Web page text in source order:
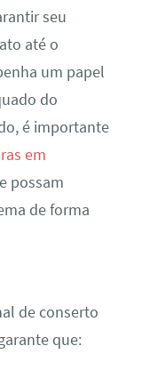
seu
até o
um papel
do
é importante
em
possam
de forma
de conserto
que: